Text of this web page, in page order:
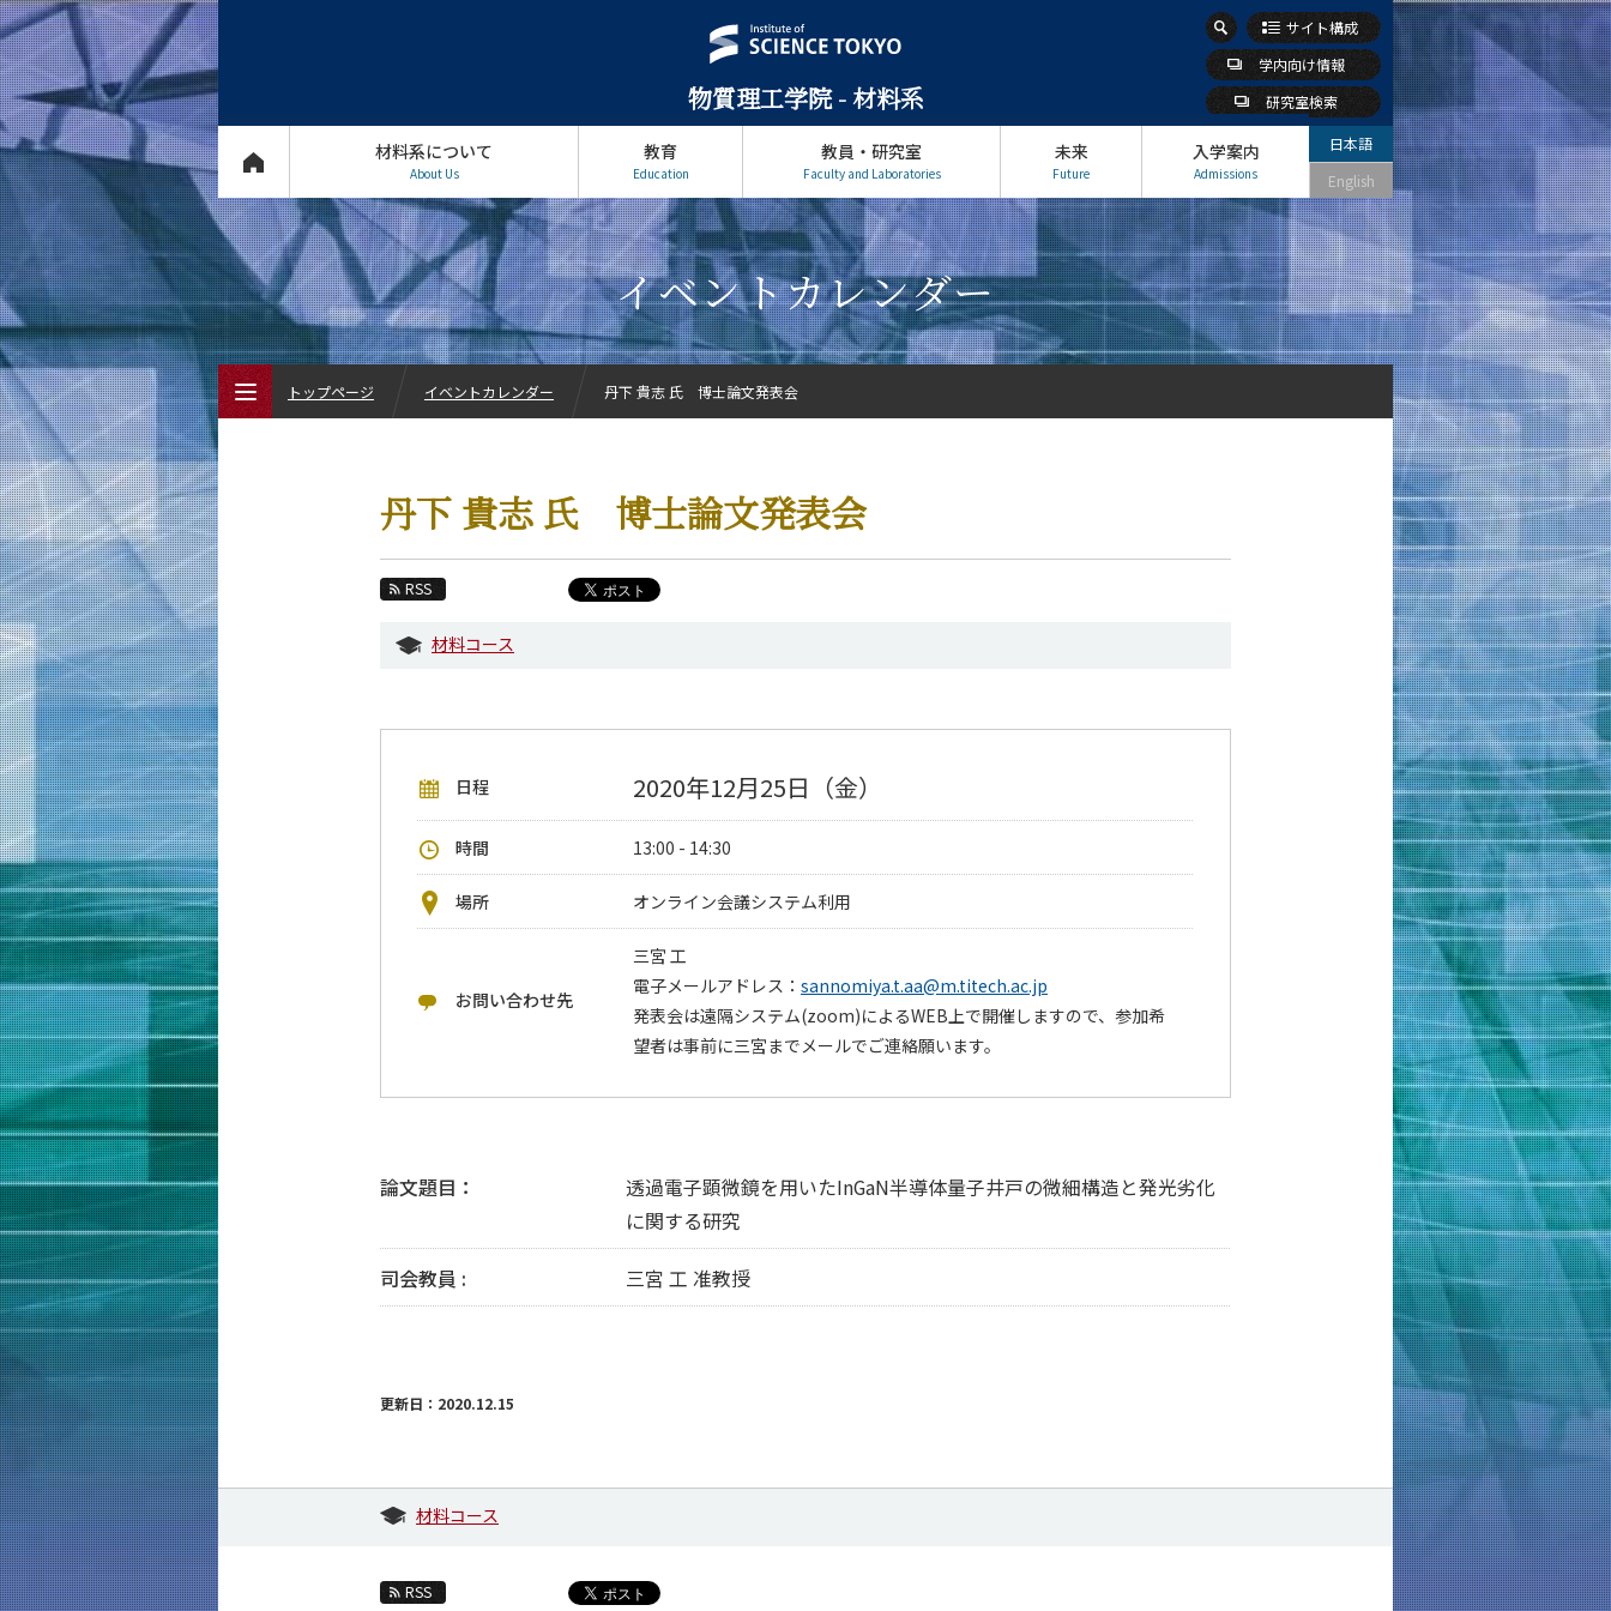
物質理工学院 - 材料系
サイト構成
学内向け情報
研究室検索
材料系について
About Us
教育
Education
教員・研究室
Faculty and Laboratories
未来
Future
入学案内
Admissions
日本語
English
イベントカレンダー
丹下 貴志 氏 博士論文発表会
RSS
材料コース
日程 2020年12月25日（金）
時間 13:00 - 14:30
場所 オンライン会議システム利用
お問い合わせ先
三宮 工
電子メールアドレス： sannomiya.t.aa@m.titech.ac.jp
発表会は遠隔システム(zoom)によるWEB上で開催しますので、参加希
望者は事前に三宮までメールでご連絡願います。
論文題目：
透過電子顕微鏡を用いたInGaN半導体量子井戸の微細構造と発光劣化
に関する研究
司会教員 :
三宮 工 准教授
更新日：2020.12.15
材料コース
RSS
トップページ イベントカレンダー 丹下 貴志 氏 博士論文発表会